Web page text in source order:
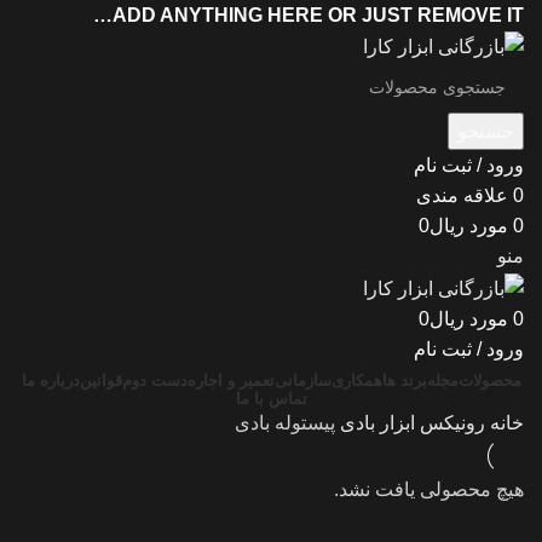
ADD ANYTHING HERE OR JUST REMOVE IT…
ورود / ثبت نام
0 علاقه مندی
0 مورد ریال0
منو
0 مورد ریال0
ورود / ثبت نام
محصولاتمجله برند ها همکاریسازمانیتعمیر و اجارهدست دوم قوانین درباره ما
تماس با ما
خانه رونیکس ابزار بادی پیستوله بادی
هیچ محصولی یافت نشد.